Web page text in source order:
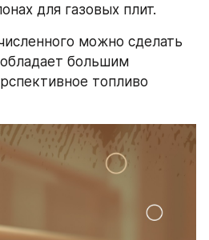
для газовых плит.
можно сделать
большим
топливо